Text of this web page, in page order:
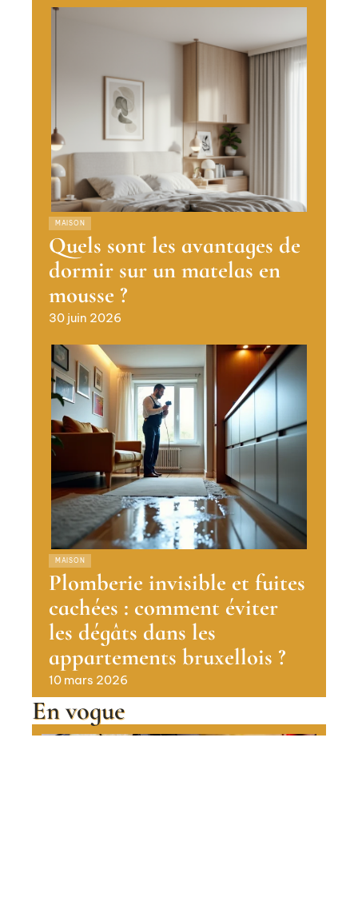
MAISON
Quels sont les avantages de
dormir sur un matelas en
mousse ?
30 juin 2026
MAISON
Plomberie invisible et fuites
cachées : comment éviter
les dégâts dans les
appartements bruxellois ?
10 mars 2026
En vogue